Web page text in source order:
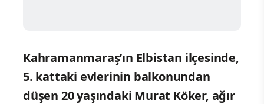
Kahramanmaraş’ın Elbistan ilçesinde,
5. kattaki evlerinin balkonundan
düşen 20 yaşındaki Murat Köker, ağır